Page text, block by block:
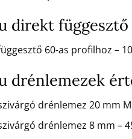
direkt
60-as profilhoz –
drénlemezek
drénlemez 20 mm
drénlemez 8 mm –